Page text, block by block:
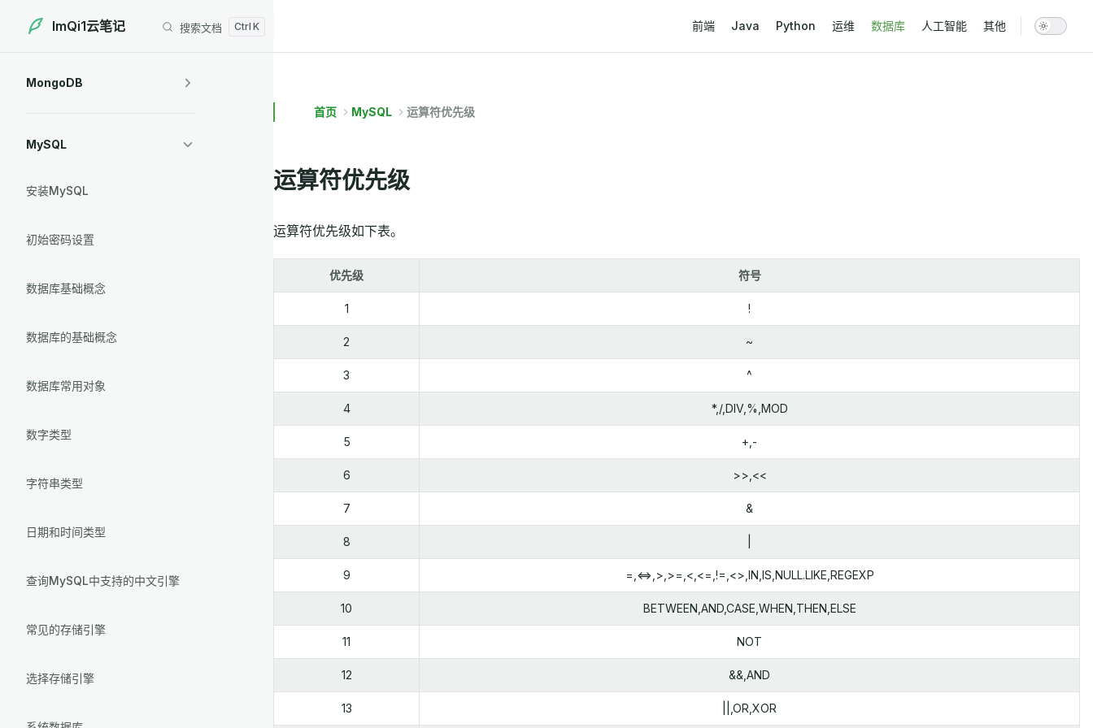
Skip to content
ImQi1云笔记 搜索文档 前端 Java Python 运维 数据库 人工智能 其他
MongoDB
MySQL
安装MySQL
初始密码设置
数据库基础概念
数据库的基础概念
数据库常用对象
数字类型
字符串类型
日期和时间类型
查询MySQL中支持的中文引擎
常见的存储引擎
选择存储引擎
首页 MySQL 运算符优先级
运算符优先级
运算符优先级如下表。
优先级 符号
1 !
2 ~
3 ^
4 *,/,DIV,%,MOD
5 +,-
6 >>,<<
7 &
8
9 =,<=>,>,>=,<,<=,!=,<>,IN,IS,NULL.LIKE,REGEXP
10 BETWEEN,AND,CASE,WHEN,THEN,ELSE
11 NOT
12 &&,AND
13 ||,OR,XOR